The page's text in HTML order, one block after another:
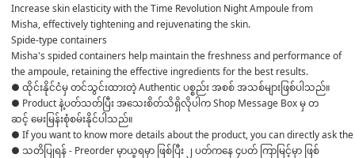
Increase skin elasticity with the Time Revolution Night Ampoule from
Misha, effectively tightening and rejuvenating the skin.
Spide-type containers
Misha's spided containers help maintain the freshness and performance of
the ampoule, retaining the effective ingredients for the best results.
● ထိုင်းနိုင်ငံမှ တင်သွင်းထားတဲ့ Authentic ပစ္စည်း အစစ် အသစ်များဖြစ်ပါသည်။
● Product နဲ့ပတ်သတ်ပြီး အသေးစိတ်သိရှိလိုပါက Shop Message Box မှ တ
ဆင့် မေးမြန်းစုံစမ်းနိုင်ပါသည်။
● If you want to know more details about the product, you can directly ask
● သတိပြုရန် - Preorder မှာယူရမှာ ဖြစ်ပြီး ၂ ပတ်ကနေ ၄ပတ် ကြာမြင့်မှာ ဖြစ်